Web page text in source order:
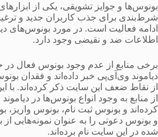
بونوس‌ها و جوایز تشویقی، یکی از
شرط‌بندی برای جذب کاربران جدید و
ادامه فعالیت است. در مورد بونوس‌های
اطلاعات ضد و نقیضی وجود دارد.
برخی منابع از عدم وجود بونوس فعال در
دیاموند وی‌آی‌پی خبر داده‌اند و فقدان
از نقاط ضعف این سایت ذکر کرده‌اند. با
از منابع به وجود انواع بونوس‌ها در
کرده‌اند و بونوس ثبت نام، بونوس واریز،
و بونوس دعوتی را به عنوان نمونه‌هایی از
شده در این سایت نام برده‌اند.